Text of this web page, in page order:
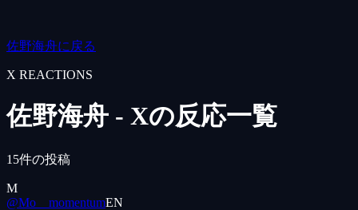
佐野海舟に戻る
X REACTIONS
佐野海舟 - Xの反応一覧
15件の投稿
M
@Mo__momentumEN